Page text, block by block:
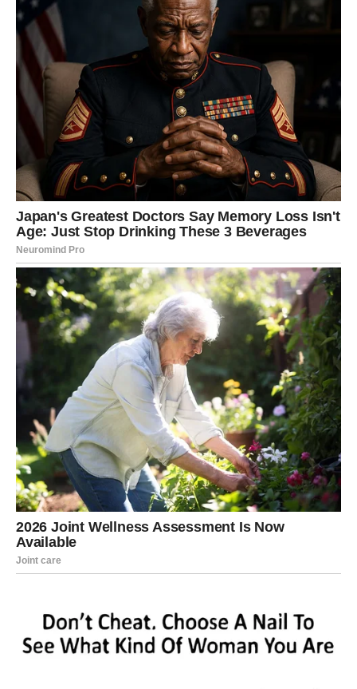
gurano pod tepih sada traži pažnju. Za neke parove ovo
znači produbljivanje odnosa, jačanje poverenja i
donošenje važnih odluka o budućnosti. Za druge, može
značiti shvatanje da je vreme da se krene različitim
putevima. I jedno i drugo je oslobađajuće, jer donosi kraj
neizvesnosti.
Posebno je važno da Ovnovi do kraja meseca budu
iskreni – prvo prema sebi, a zatim i prema drugima. Laži i
poluistine sada se brzo razotkrivaju.
Posao i karijera – prilika koja
dolazi kada je najmanje očekujete
Na poslovnom planu, Ovnovi mogu doživeti iznenađenje
koje menja njihov profesionalni pravac. To može biti
ponuda za novi posao, unapređenje, priznanje ili čak ideja
o samostalnom projektu koja se odjednom čini
ostvarivom. Mnogi Ovnovi će shvatiti da više ne žele da
rade pod pritiskom koji ih guši, već traže slobodu,
autonomiju i smisao.
Ako ste u potrazi za poslom ili promenom, kraj meseca
donosi vest koja vas raduje, ali i izaziva strah – jer svaka
promena nosi nepoznato. Međutim, zvezde poručuju da
se ne povlačite. Ono što vam dolazi ima potencijal da vam
dugoročno donese stabilnost i zadovoljstvo.
zadatak koji vam daje priliku da se dokažete. Nemojte
sumnjati u sebe – vaša energija i inicijativa sada dolaze